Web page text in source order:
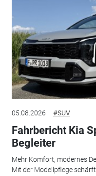
05.08.2026 #SUV
Fahrbericht Kia
Begleiter
Mehr Komfort, modernes
Mit der Modellpflege